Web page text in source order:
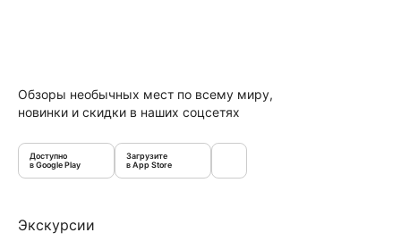
Обзоры необычных мест по всему миру,
новинки и скидки в наших соцсетях
Доступно
в Google Play
Загрузите
в App Store
Экскурсии